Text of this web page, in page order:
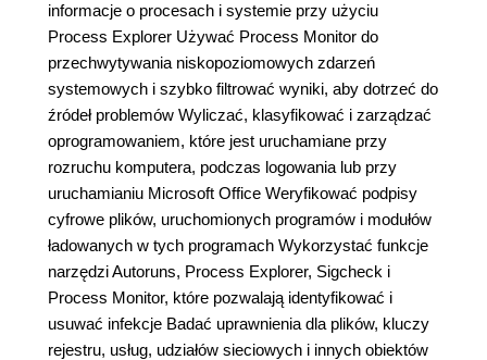
informacje o procesach i systemie przy użyciu
Process Explorer Używać Process Monitor do
przechwytywania niskopoziomowych zdarzeń
systemowych i szybko filtrować wyniki, aby dotrzeć do
źródeł problemów Wyliczać, klasyfikować i zarządzać
oprogramowaniem, które jest uruchamiane przy
rozruchu komputera, podczas logowania lub przy
uruchamianiu Microsoft Office Weryfikować podpisy
cyfrowe plików, uruchomionych programów i modułów
ładowanych w tych programach Wykorzystać funkcje
narzędzi Autoruns, Process Explorer, Sigcheck i
Process Monitor, które pozwalają identyfikować i
usuwać infekcje Badać uprawnienia dla plików, kluczy
rejestru, usług, udziałów sieciowych i innych obiektów